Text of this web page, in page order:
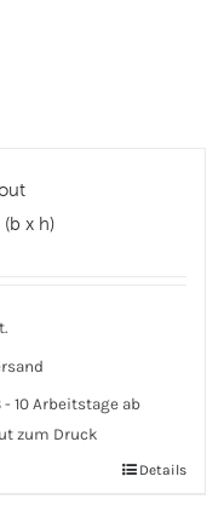
x h)
- 10 Arbeitstage ab
zum Druck
Details